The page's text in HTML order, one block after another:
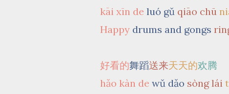
kāi xīn de luó gǔ qiāo chū
Happy drums and gongs
好看的舞蹈送来天天的欢腾
hǎo kàn de wǔ dǎo sòng lái